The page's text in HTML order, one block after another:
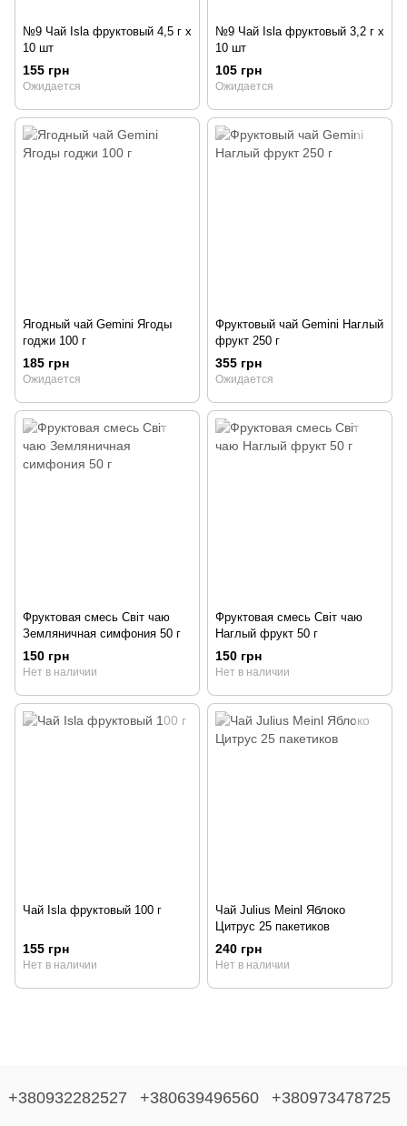
№9 Чай Isla фруктовый 4,5 г х
10 шт
155 грн
Ожидается
№9 Чай Isla фруктовый 3,2 г х
10 шт
105 грн
Ожидается
Ягодный чай Gemini Ягоды
годжи 100 г
185 грн
Ожидается
Фруктовый чай Gemini Наглый
фрукт 250 г
355 грн
Ожидается
Фруктовая смесь Світ чаю
Земляничная симфония 50 г
150 грн
Нет в наличии
Фруктовая смесь Світ чаю
Наглый фрукт 50 г
150 грн
Нет в наличии
Чай Isla фруктовый 100 г
155 грн
Нет в наличии
Чай Julius Meinl Яблоко
Цитрус 25 пакетиков
240 грн
Нет в наличии
+380932282527 +380639496560 +380973478725